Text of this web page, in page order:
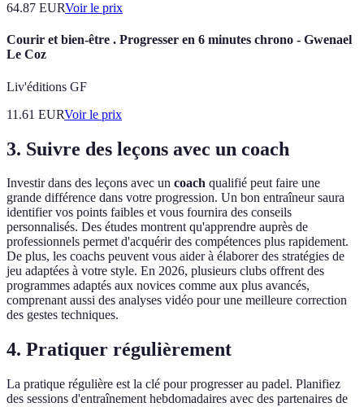
64.87 EURVoir le prix
Courir et bien-être . Progresser en 6 minutes chrono - Gwenael
Le Coz
Liv'éditions GF
11.61 EURVoir le prix
3. Suivre des leçons avec un coach
Investir dans des leçons avec un coach qualifié peut faire une
grande différence dans votre progression. Un bon entraîneur saura
identifier vos points faibles et vous fournira des conseils
personnalisés. Des études montrent qu'apprendre auprès de
professionnels permet d'acquérir des compétences plus rapidement.
De plus, les coachs peuvent vous aider à élaborer des stratégies de
jeu adaptées à votre style. En 2026, plusieurs clubs offrent des
programmes adaptés aux novices comme aux plus avancés,
comprenant aussi des analyses vidéo pour une meilleure correction
des gestes techniques.
4. Pratiquer régulièrement
La pratique régulière est la clé pour progresser au padel. Planifiez
des sessions d'entraînement hebdomadaires avec des partenaires de